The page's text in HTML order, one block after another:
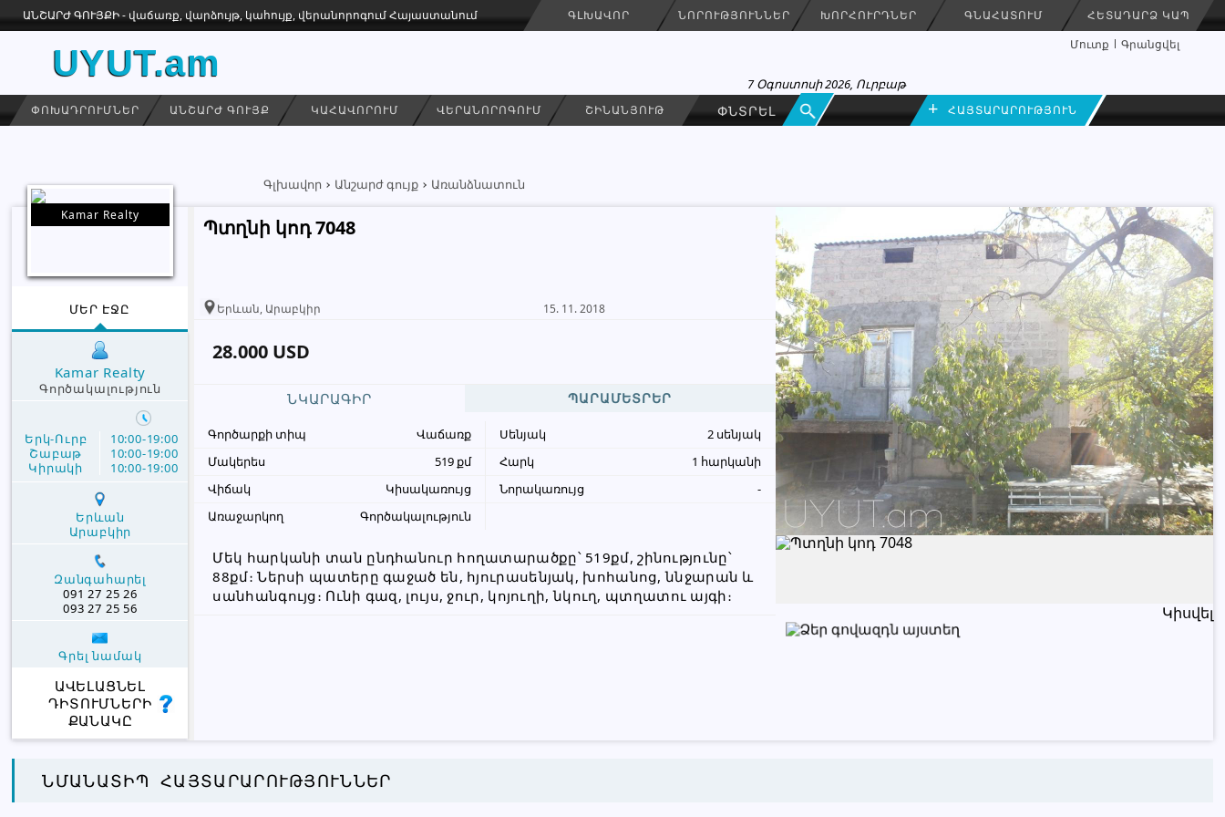
ԱՆՇԱՐԺ ԳՈՒՅՔԻ - վաճառք, վարձույթ, կահույք, վերանորոգում Հայաստանում ԳԼԽԱՎՈՐ ՆՈՐՈՒԹՅՈՒՆՆԵՐ ԽՈՐՀՈՒՐԴՆԵՐ ԳՆԱՀԱՏՈՒՄ ՀԵՏԱԴԱՐՁ ԿԱՊ
UYUT.am Մուտք Գրանցվել
7 Օգոստոսի 2026, Ուրբաթ
ՓՈԽԱԴՐՈՒՄՆԵՐ ԱՆՇԱՐԺ ԳՈՒՅՔ ԿԱՀԱՎՈՐՈՒՄ ՎԵՐԱՆՈՐՈԳՈՒՄ ՇԻՆԱՆՅՈՒԹ + ՀԱՅՏԱՐԱՐՈՒԹՅՈՒՆ
Գլխավոր Անշարժ գույք Առանձնատուն
Կիսվել
Պտղնի կոդ 7048
Երևան, Արաբկիր 15. 11. 2018
28.000 USD
ՆԿԱՐԱԳԻՐ ՊԱՐԱՄԵՏՐԵՐ
Գործարքի տիպ Վաճառք Սենյակ
2 սենյակ
Մակերես
519 քմ Հարկ
1 հարկանի
Վիճակ
Կիսակառույց Նորակառույց
-
Առաջարկող
Գործակալություն
Մեկ հարկանի տան ընդհանուր հողատարածքը՝ 519քմ, շինությունը՝
88քմ։ Ներսի պատերը գաջած են, հյուրասենյակ, խոհանոց, ննջարան և
սանհանգույց։ Ունի գազ, լույս, ջուր, կոյուղի, նկուղ, պտղատու այգի։
Kamar Realty
ՄԵՐ ԷՋԸ
Kamar Realty
Գործակալություն
Երկ-Ուրբ
Շաբաթ
Կիրակի
10:00-19:00
10:00-19:00
10:00-19:00
Երևան
Արաբկիր
Զանգահարել
091 27 25 26
093 27 25 56
Գրել նամակ
ԱՎԵԼԱՑՆԵԼ
ԴԻՏՈՒՄՆԵՐԻ
ՔԱՆԱԿԸ
Kamar Realty
093 27 25 56
վերցրել եք www.UYUT.am կայքից
ԳՐԵԼ ՆԱՄԱԿ
ՆՄԱՆԱՏԻՊ ՀԱՅՏԱՐԱՐՈՒԹՅՈՒՆՆԵՐ